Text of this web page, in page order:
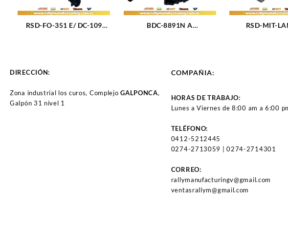
RSD-FO-351 E/ DC-109
109 (369)
BDC-8891N A
(6.6L) 8CIL (2639)
RSD-MIT-
DIRECCIÓN:
Zona industrial los curos, ComplejoGALPONCA,
Galpón 31 nivel 1
COMPAÑIA:
HORAS DE TRABAJO:
Lunes a Viernes de 8:00 am a 6:00
TELÉFONO:
0412-5212445
0274-2713059 | 0274-2714301
CORREO:
rallymanufacturingv@gmail.com
ventasrallym@gmail.com